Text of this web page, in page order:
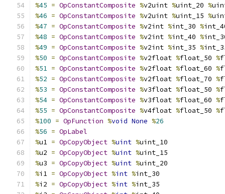
%45 = OpConstantComposite %v2uint %uint_20 %
%46 = OpConstantComposite %v2uint %uint_15 %
%47 = OpConstantComposite %v2int %int_30 %
%48 = OpConstantComposite %v2int %int_40 %
%49 = OpConstantComposite %v2int %int_35 %
%50 = OpConstantComposite %v2float %float_50 %
%51 = OpConstantComposite %v2float %float_60 %
%52 = OpConstantComposite %v2float %float_70 %
%53 = OpConstantComposite %v3float %float_50 %
%54 = OpConstantComposite %v3float %float_60 %
%55 = OpConstantComposite %v4float %float_50 %
%100 = OpFunction %void None %26
%56 = OpLabel
%u1 = OpCopyObject %uint %uint_10
%u2 = OpCopyObject %uint %uint_15
%u3 = OpCopyObject %uint %uint_20
%i1 = OpCopyObject %int %int_30
%i2 = OpCopyObject %int %int_35